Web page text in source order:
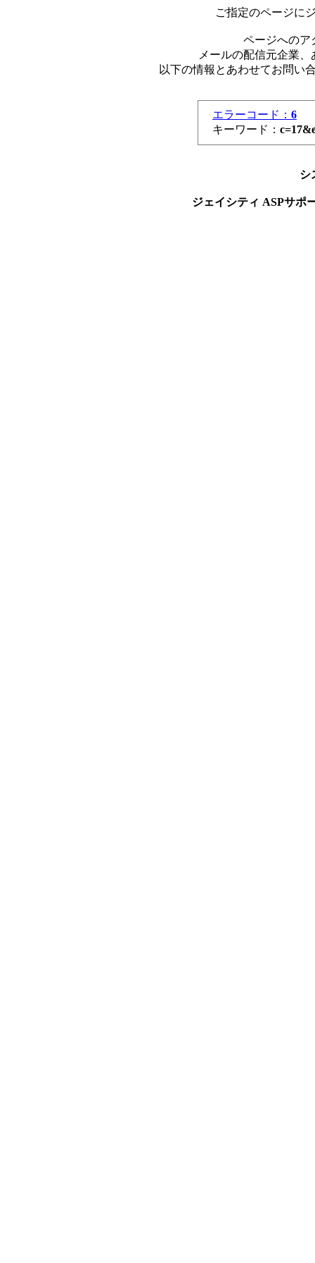
ご指定のページに
ページへのア
メールの配信元企業
以下の情報とあわせてお問い
エラーコード： 6
キーワード：
シ
ジェイシティ ASPサポ